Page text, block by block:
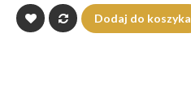
Dodaj do koszyka